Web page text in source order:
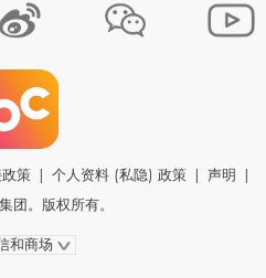
策 个人资料 (私隐) 政策 声明
团。版权所有。
和商场